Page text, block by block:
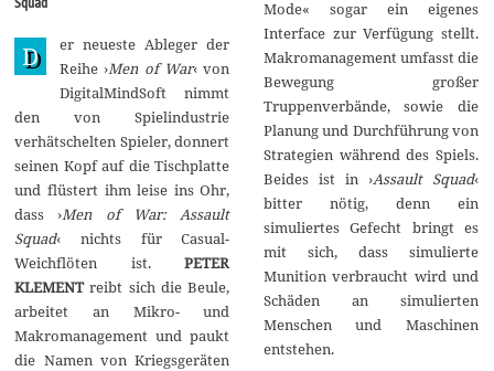
e
m
b
e
r
0
1
D
er neueste Ableger der
Reihe ›Men of War‹ von
DigitalMindSoft nimmt
den von Spielindustrie
verhätschelten Spieler, donnert
seinen Kopf auf die Tischplatte
und flüstert ihm leise ins Ohr,
dass ›Men of War: Assault
Squad‹ nichts für Casual-
Weichflöten ist.PETER
KLEMENTreibt sich die Beule,
arbeitet an Mikro- und
Makromanagement und paukt
die Namen von Kriegsgeräten
Mode« sogar ein eigenes
Interface zur Verfügung stellt.
Makromanagement umfasst die
Bewegung großer
Truppenverbände, sowie die
Planung und Durchführung von
Strategien während des Spiels.
Beides ist in ›Assault Squad‹
bitter nötig, denn ein
simuliertes Gefecht bringt es
mit sich, dass simulierte
Munition verbraucht wird und
Schäden an simulierten
Menschen und Maschinen
entstehen.